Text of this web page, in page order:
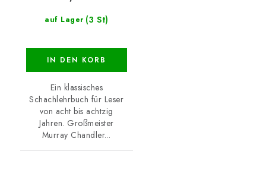
auf Lager (3 St)
IN DEN KORB
Ein klassisches
Schachlehrbuch für Leser
von acht bis achtzig
Jahren. Großmeister
Murray Chandler...